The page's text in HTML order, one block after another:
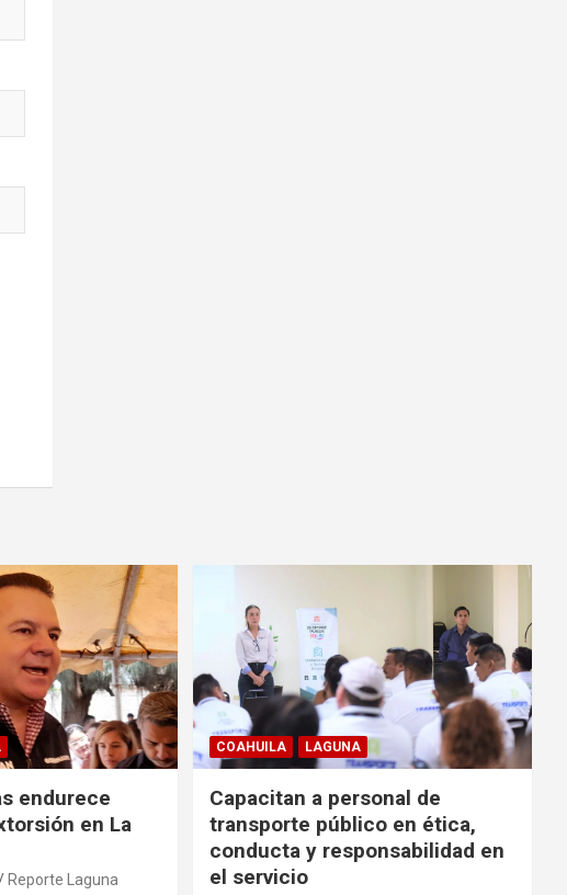
endurece
en La
Reporte Laguna
COAHUILA LAGUNA
Capacitan a personal de
transporte público en ética,
conducta y responsabilidad en
el servicio